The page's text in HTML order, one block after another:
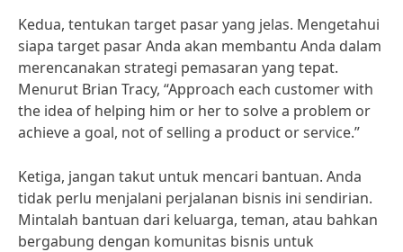
Kedua, tentukan target pasar yang jelas. Mengetahui
siapa target pasar Anda akan membantu Anda dalam
merencanakan strategi pemasaran yang tepat.
Menurut Brian Tracy, “Approach each customer with
the idea of helping him or her to solve a problem or
achieve a goal, not of selling a product or service.”
Ketiga, jangan takut untuk mencari bantuan. Anda
tidak perlu menjalani perjalanan bisnis ini sendirian.
Mintalah bantuan dari keluarga, teman, atau bahkan
bergabung dengan komunitas bisnis untuk